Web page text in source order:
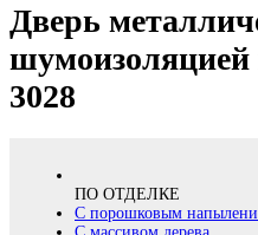
Дверь
шумоизоляцией
3028
ПО ОТДЕЛКЕ
С порошковым
С массивом дерева